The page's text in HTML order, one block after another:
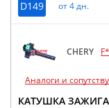
D149 от 4 дн.
CHERY
Аналоги и
КАТУШКА